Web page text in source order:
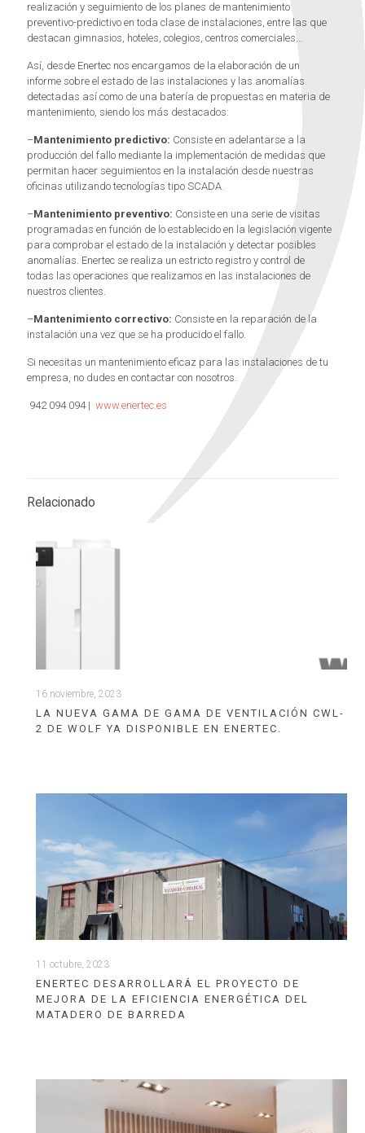
realización y seguimiento de los planes de mantenimiento
preventivo-predictivo en toda clase de instalaciones, entre las que
destacan gimnasios, hoteles, colegios, centros comerciales…
Así, desde Enertec nos encargamos de la elaboración de un
informe sobre el estado de las instalaciones y las anomalías
detectadas así como de una batería de propuestas en materia de
mantenimiento, siendo los más destacados:
–Mantenimiento predictivo: Consiste en adelantarse a la
producción del fallo mediante la implementación de medidas que
permitan hacer seguimientos en la instalación desde nuestras
oficinas utilizando tecnologías tipo SCADA.
–Mantenimiento preventivo: Consiste en una serie de visitas
programadas en función de lo establecido en la legislación vigente
para comprobar el estado de la instalación y detectar posibles
anomalías. Enertec se realiza un estricto registro y control de
todas las operaciones que realizamos en las instalaciones de
nuestros clientes.
–Mantenimiento correctivo: Consiste en la reparación de la
instalación una vez que se ha producido el fallo.
Si necesitas un mantenimiento eficaz para las instalaciones de tu
empresa, no dudes en contactar con nosotros.
942 094 094 | www.enertec.es
Relacionado
16 noviembre, 2023
LA NUEVA GAMA DE GAMA DE VENTILACIÓN CWL-
2 DE WOLF YA DISPONIBLE EN ENERTEC.
11 octubre, 2023
ENERTEC DESARROLLARÁ EL PROYECTO DE
MEJORA DE LA EFICIENCIA ENERGÉTICA DEL
MATADERO DE BARREDA